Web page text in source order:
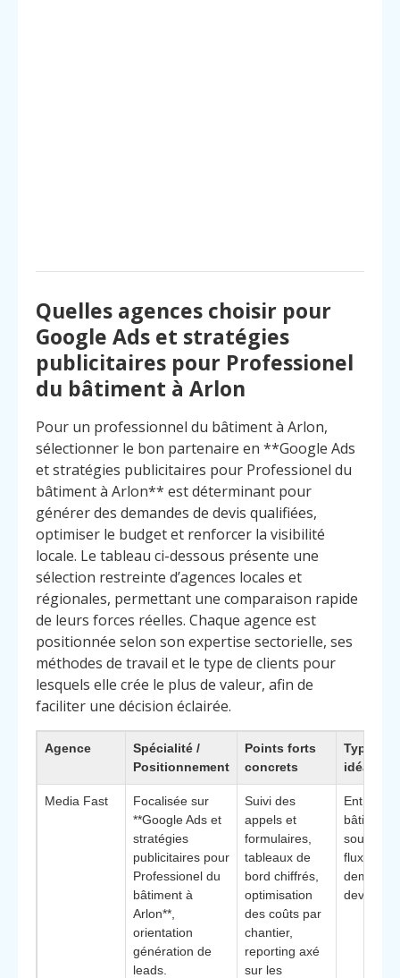
Quelles agences choisir pour
Google Ads et stratégies
publicitaires pour Professionel
du bâtiment à Arlon
Pour un professionnel du bâtiment à Arlon,
sélectionner le bon partenaire en **Google Ads
et stratégies publicitaires pour Professionel du
bâtiment à Arlon** est déterminant pour
générer des demandes de devis qualifiées,
optimiser le budget et renforcer la visibilité
locale. Le tableau ci-dessous présente une
sélection restreinte d’agences locales et
régionales, permettant une comparaison rapide
de leurs forces réelles. Chaque agence est
positionnée selon son expertise sectorielle, ses
méthodes de travail et le type de clients pour
lesquels elle crée le plus de valeur, afin de
faciliter une décision éclairée.
Agence
Spécialité /
Positionnement
Points forts
concrets
Type de
idéaux
Media Fast
Focalisée sur
**Google Ads et
stratégies
publicitaires pour
Professionel du
bâtiment à
Arlon**,
orientation
génération de
leads.
Suivi des
appels et
formulaires,
tableaux de
bord chiffrés,
optimisation
des coûts par
chantier,
reporting axé
sur les
bâtiment
flux
devis